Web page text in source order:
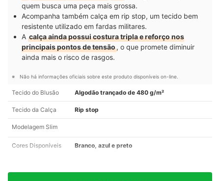
quem busca uma peça mais grossa.
Acompanha também calça em rip stop, um tecido bem
resistente utilizado em fardas militares.
A calça ainda possui costura tripla e reforço nos
principais pontos de tensão, o que promete diminuir
ainda mais o risco de rasgos.
Não há informações oficiais sobre este produto disponíveis on-line.
Tecido do Blusão Algodão trançado de 480 g/m²
Tecido da Calça Rip stop
Modelagem Slim
Cores Disponíveis Branco, azul e preto